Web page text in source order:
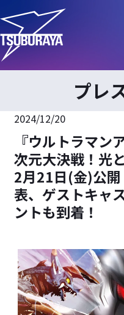
プレ
2024/12/20
『ウルトラマン
次元大決戦！光
2月21日(金)公
表、ゲストキャ
ントも到着！